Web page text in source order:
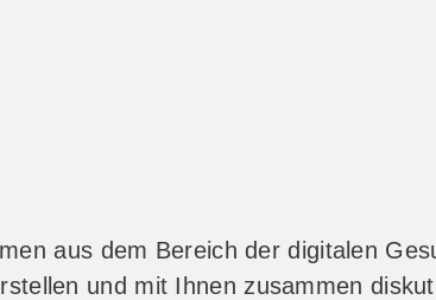
aus dem Bereich der digitalen
und mit Ihnen zusammen